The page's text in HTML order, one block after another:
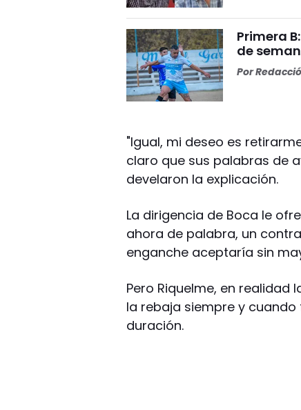
Primera
de
Por
"Igual, mi deseo es
claro que sus palabras de
develaron la explicación.
La dirigencia de Boca le
ahora de palabra, un
enganche aceptaría sin
Pero Riquelme, en
la rebaja siempre y
duración.